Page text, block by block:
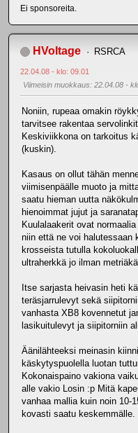
Ei sponsoreita.
HVoltage RSRCA
22.04.08 - klo: 09.01
Viimeisin muokkaus: 22.04.08 -
Noniin, rupeaa omakin
tarvitsee rakentaa
Keskiviikkona on tarkoitus
(kuskin).
Kasaus on ollut tähän
viimisenpäälle muoto ja
saatu hieman uutta
hienoimmat jujut ja
Kuulalaakerit ovat
niin että ne voi halutessaan
krosseista tutulla
ultraherkkä jo ilman
Itse sarjasta heivasin heti
teräsjarrulevyt sekä
vanhasta XB8 kovennetut
lasikuitulevyt ja siipitorniin
Äänilähteeksi meinasin
käskytyspuolella luotan
Kokonaispaino vakiona
alle vakio Losin :p Mitä
vanhaa mallia kuin noin 10-
kovasti saatu keskemmälle.